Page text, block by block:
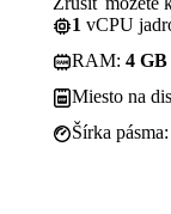
1 vCPU
RAM: 4 GB
Miesto na
Šírka pásma: